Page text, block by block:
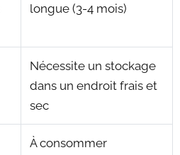
longue (3-4 mois)
Nécessite un stockage
dans un endroit frais et
sec
À consommer